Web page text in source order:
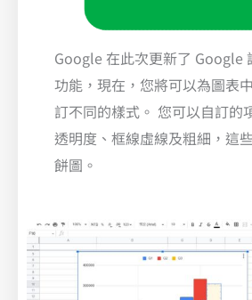
Google 在此次更新了 Google
功能，現在，您將可以為圖表
訂不同的樣式。 您可以自訂的
透明度、框線虛線及粗細，這
餅圖。